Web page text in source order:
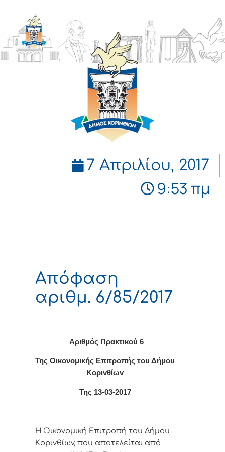
ΔΗΜΟΣ
ΚΟΡΙΝΘΙΩΝ
7 Απριλίου, 2017
9:53 πμ
Απόφαση
αριθμ. 6/85/2017
Αριθμός Πρακτικού 6
Της Οικονομικής Επιτρoπής τoυ Δήμoυ
Κoριvθίωv
Της 13-03-2017
Η Οικονομική Επιτρoπή τoυ Δήμoυ
Κoριvθίωv, πoυ απoτελείται από